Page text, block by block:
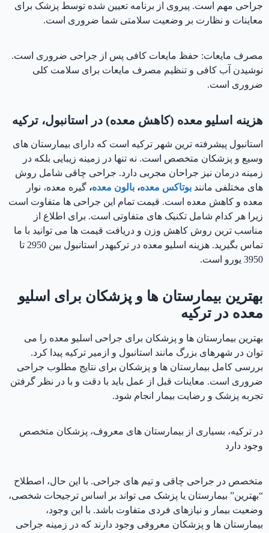
جراحی مهم است. پیروی از برنامه تعیین شده توسط پزشک برای
معاینات و نظارت بر وضعیت سلامتی شما ضروری است.
مصرف مایعات: حفظ مایعات کافی پس از جراحی ضروری است.
نوشیدن آب کافی و تنظیم مصرف مایعات برای سلامت کلی
ضروری است.
هزینه اسلیو معده (کاهش معده) در استانبول، ترکیه
استانبول پیشرفته ترین شهر ترکیه است که دارای بیمارستان های
وسیع و پزشکان متخصص است. نه تنها در زمینه زیبایی بلکه در
زمینه درمان نیز جراحان مجربی دارد. جراحی چاقی شامل روش
های مختلفی مانند بوتاکس معده، بالون معده، گیره معده، نوار
معده و کاهش معده است. قیمت تمام این جراحی ها متفاوت است
زیرا هر کدام شامل تکنیک های متفاوتی است. برای اطلاع از
مناسب ترین روش کاهش وزن و دریافت قیمت ها می توانید با ما
تماس بگیرید. هزینه اسلیو معده در ترکیهدر استانبول بین 2950 تا
3950 یورو است.
بهترین بیمارستان ها و پزشکان برای اسلیو
معده در ترکیه
بهترین بیمارستان ها و پزشکان برای جراحی اسلیو معده را می
توان در شهرهای بزرگ مانند استانبول و ازمیر ترکیه پیدا کرد.
بررسی کامل بیمارستان ها و پزشکان برای نتایج مطلوب جراحی
ضروری است. معاینات قبل از عمل باید با دقت و با در نظر گرفتن
تجربه پزشک و رضایت بیمار انجام شود.
در ترکیه، بسیاری از بیمارستان های معروف، پزشکان متخصص
وجود دارد
متخصص در جراحی چاقی و تیم های جراحی. با این حال، اصطلاح
“بهترین” بیمارستان یا پزشک می تواند بر اساس ترجیحات شخصی،
وضعیت بیمار و نیازهای فردی متفاوت باشد. با این وجود،
بیمارستان ها و پزشکان معروفی وجود دارند که در زمینه جراحی